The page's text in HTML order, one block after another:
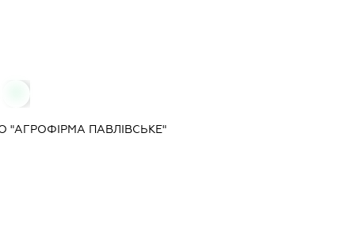
"АГРОФІРМА ПАВЛІВСЬКЕ"